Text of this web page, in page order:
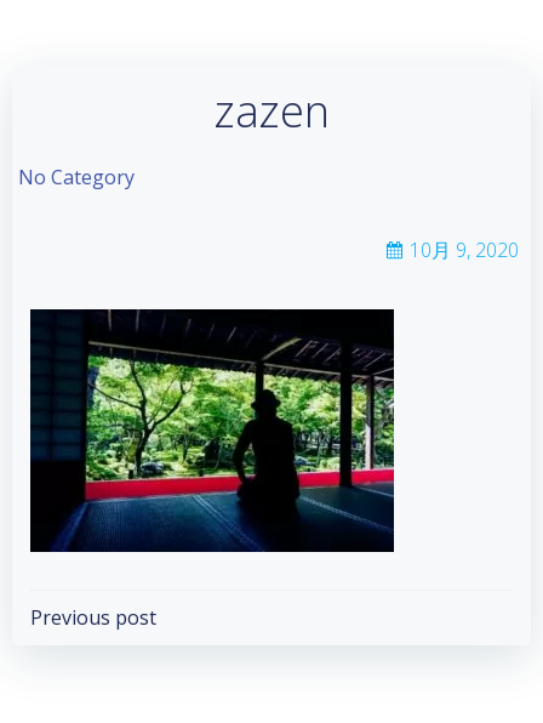
zazen
No Category
10月 9, 2020
Post
Previous post